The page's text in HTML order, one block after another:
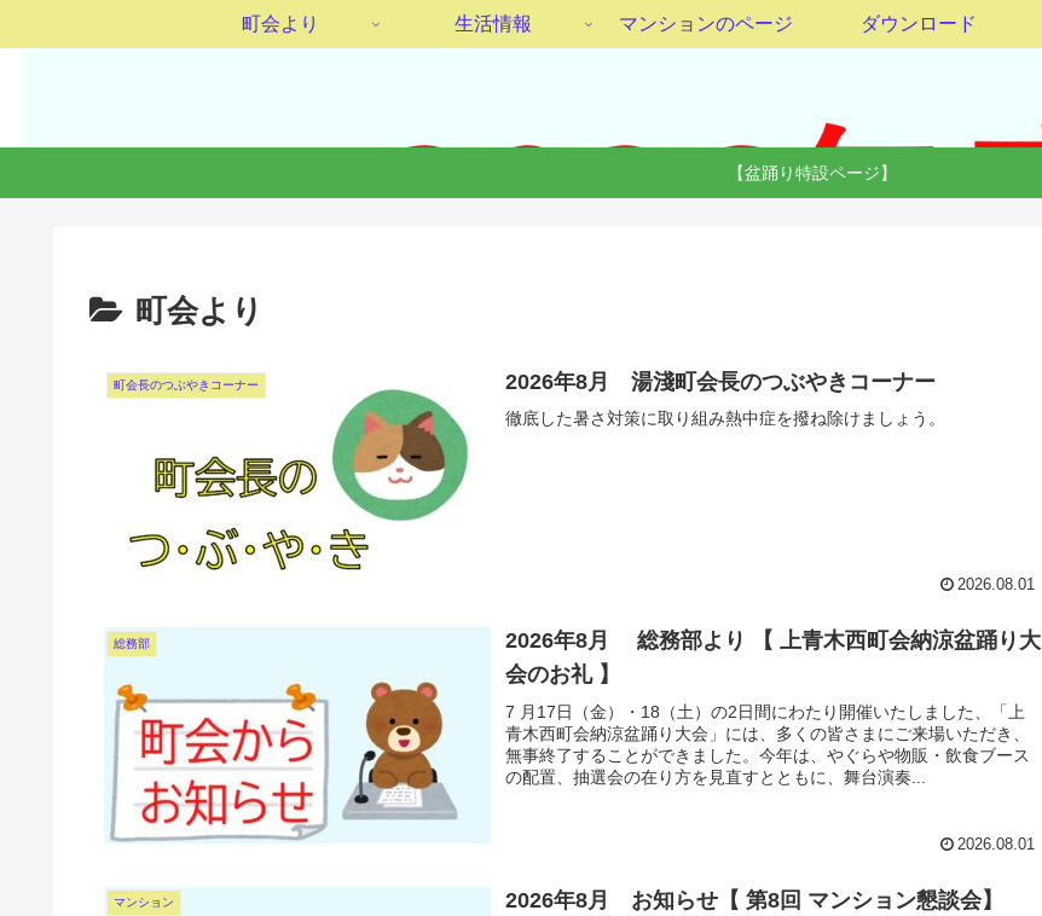
町会より 生活情報 マンションのページ ダウンロード
【盆踊り特設ページ】
町会より
町会長のつぶやきコーナー 2026年8月 湯淺町会長のつぶやきコーナー
徹底した暑さ対策に取り組み熱中症を撥ね除けましょう。
2026.08.01
総務部
2026年8月 総務部より 【 上青木西町会納涼盆踊り大
会のお礼 】
7 月17日（金）・18（土）の2日間にわたり開催いたしました、「上
青木西町会納涼盆踊り大会」には、多くの皆さまにご来場いただき、
無事終了することができました。今年は、やぐらや物販・飲食ブース
の配置、抽選会の在り方を見直すとともに、舞台演奏...
2026.08.01
マンション 2026年8月 お知らせ【 第8回 マンション懇談会】